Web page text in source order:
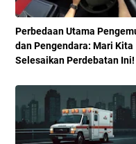
Perbedaan Utama
dan Pengendara: Mari Kita
Selesaikan Perdebatan Ini!